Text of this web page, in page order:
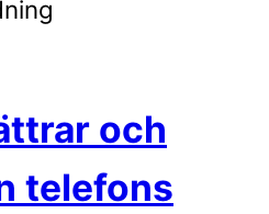
och
telefons